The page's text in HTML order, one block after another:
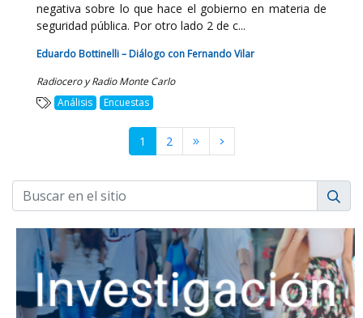
negativa sobre lo que hace el gobierno en materia de
seguridad pública. Por otro lado 2 de c...
Eduardo Bottinelli – Diálogo con Fernando Vilar
Radiocero y Radio Monte Carlo
Análisis
Encuestas
1 2